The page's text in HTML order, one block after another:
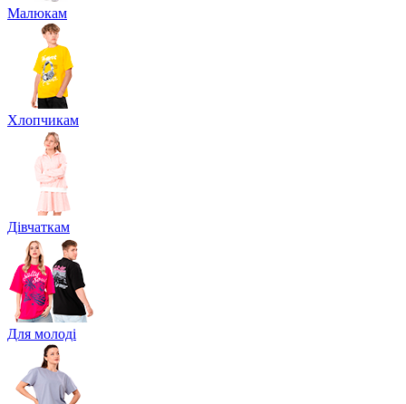
Малюкам
Хлопчикам
Дівчаткам
Для молоді